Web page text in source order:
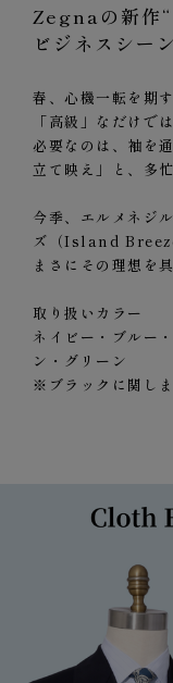
Zegnaの新作
ビジネスシー
春、心機一転を期
「高級」なだけで
必要なのは、袖を
立て映え」と、多
今季、エルメネジ
ズ（Island Breeze
まさにその理想を
取り扱いカラー
ネイビー・ブルー
ン・グリーン
※ブラックに関し